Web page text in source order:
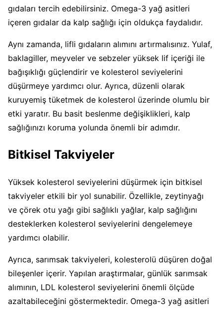
gıdaları tercih edebilirsiniz. Omega-3 yağ asitleri
içeren gıdalar da kalp sağlığı için oldukça faydalıdır.
Aynı zamanda, lifli gıdaların alımını artırmalısınız. Yulaf,
baklagiller, meyveler ve sebzeler yüksek lif içeriği ile
bağışıklığı güçlendirir ve kolesterol seviyelerini
düşürmeye yardımcı olur. Ayrıca, düzenli olarak
kuruyemiş tüketmek de kolesterol üzerinde olumlu bir
etki yaratır. Bu basit beslenme değişiklikleri, kalp
sağlığınızı koruma yolunda önemli bir adımdır.
Bitkisel Takviyeler
Yüksek kolesterol seviyelerini düşürmek için bitkisel
takviyeler etkili bir yol sunabilir. Özellikle, zeytinyağı
ve çörek otu yağı gibi sağlıklı yağlar, kalp sağlığını
desteklerken kolesterol seviyelerini dengelemeye
yardımcı olabilir.
Ayrıca, sarımsak takviyeleri, kolesterolü düşüren doğal
bileşenler içerir. Yapılan araştırmalar, günlük sarımsak
alımının, LDL kolesterol seviyelerini önemli ölçüde
azaltabileceğini göstermektedir. Omega-3 yağ asitleri